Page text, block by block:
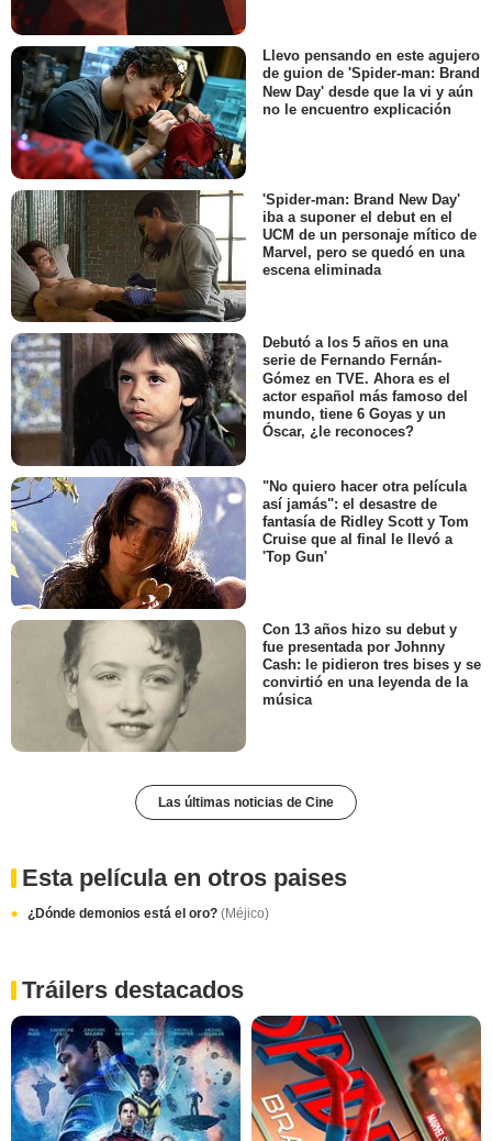
Llevo pensando en este agujero
de guion de 'Spider-man: Brand
New Day' desde que la vi y aún
no le encuentro explicación
'Spider-man: Brand New Day'
iba a suponer el debut en el
UCM de un personaje mítico de
Marvel, pero se quedó en una
escena eliminada
Debutó a los 5 años en una
serie de Fernando Fernán-
Gómez en TVE. Ahora es el
actor español más famoso del
mundo, tiene 6 Goyas y un
Óscar, ¿le reconoces?
"No quiero hacer otra película
así jamás": el desastre de
fantasía de Ridley Scott y Tom
Cruise que al final le llevó a
'Top Gun'
Con 13 años hizo su debut y
fue presentada por Johnny
Cash: le pidieron tres bises y se
convirtió en una leyenda de la
música
Las últimas noticias de Cine
Esta película en otros paises
¿Dónde demonios está el oro? (Méjico)
Tráilers destacados